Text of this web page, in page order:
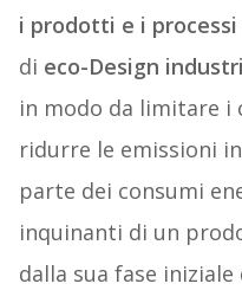
i prodotti e i
di eco-Design
in modo da limitare
ridurre le emissioni
parte dei consumi
inquinanti di un
dalla sua fase